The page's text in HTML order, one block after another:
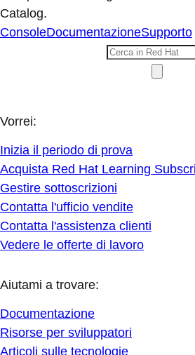
Catalog.
ConsoleDocumentazioneSupporto
Vorrei:
Inizia il periodo di prova
Acquista Red Hat Learning
Gestire sottoscrizioni
Contatta l'ufficio vendite
Contatta l'assistenza clienti
Vedere le offerte di lavoro
Aiutami a trovare:
Documentazione
Risorse per sviluppatori
Articoli sulle tecnologie